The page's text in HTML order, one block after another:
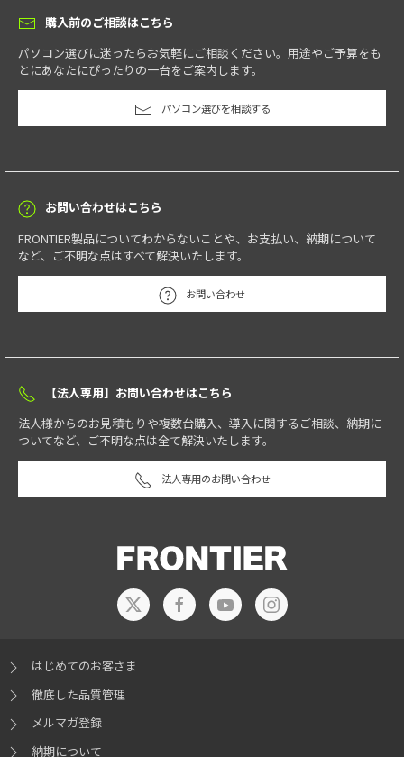
購入前のご相談はこちら
パソコン選びに迷ったらお気軽にご相談ください。用途やご予算をも
とにあなたにぴったりの一台をご案内します。
パソコン選びを相談する
お問い合わせはこちら
FRONTIER製品についてわからないことや、お支払い、納期について
など、ご不明な点はすべて解決いたします。
お問い合わせ
【法人専用】お問い合わせはこちら
法人様からのお見積もりや複数台購入、導入に関するご相談、納期に
ついてなど、ご不明な点は全て解決いたします。
法人専用のお問い合わせ
はじめてのお客さま
徹底した品質管理
メルマガ登録
納期について